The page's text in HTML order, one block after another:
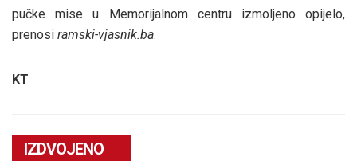
pučke mise u Memorijalnom centru izmoljeno opijelo,
prenosi ramski-vjasnik.ba.
KT
IZDVOJENO